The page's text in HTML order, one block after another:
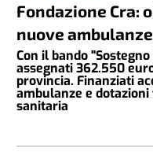
Fondazione Cra:
nuove
Con il bando
assegnati 362.550
provincia. Finanziati
ambulanze e
sanitaria